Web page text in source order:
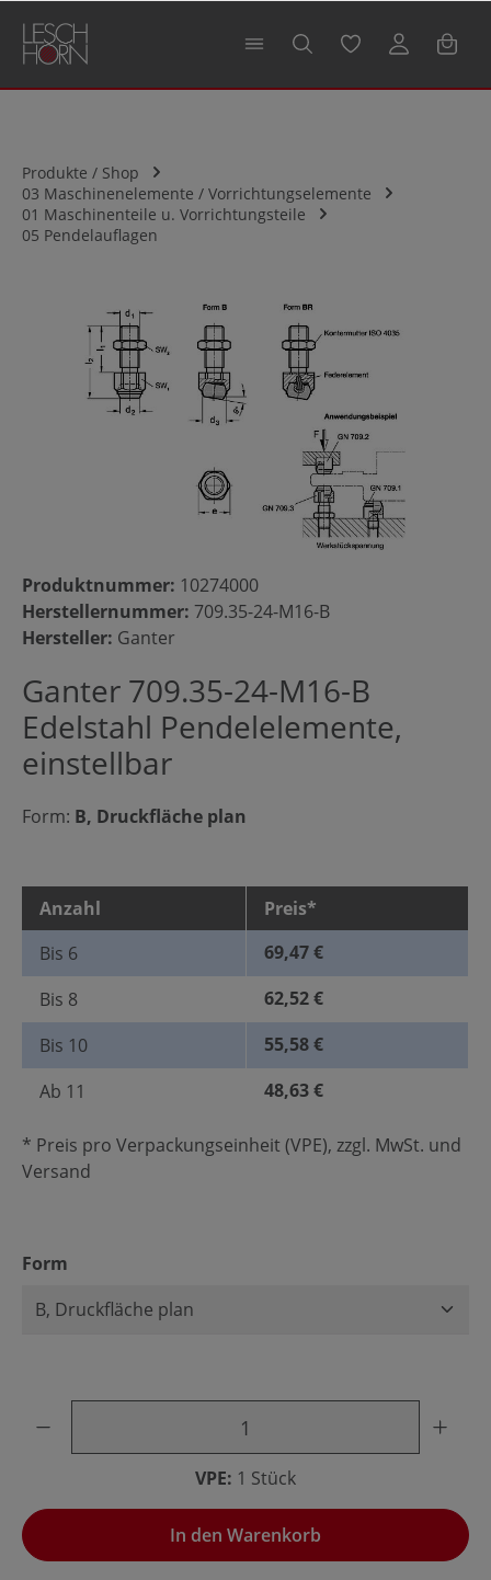
springen
Produkte / Shop
03 Maschinenelemente / Vorrichtungselemente
01 Maschinenteile u. Vorrichtungsteile
05 Pendelauflagen
Bildergalerie überspringen
Produktnummer: 10274000
Herstellernummer: 709.35-24-M16-B
Hersteller: Ganter
Ganter 709.35-24-M16-B
Edelstahl Pendelelemente,
einstellbar
Form: B, Druckfläche plan
Anzahl
Preis*
Bis 6
69,47 €
Bis 8
62,52 €
Bis 10
55,58 €
Ab 11 48,63 €
* Preis pro Verpackungseinheit (VPE), zzgl. MwSt. und
Versand
Form
VPE: 1 Stück
In den Warenkorb